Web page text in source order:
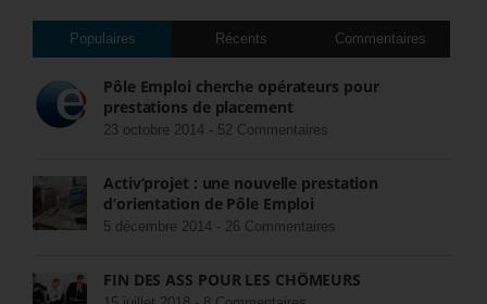
Populaires Récents Commentaires
Pôle Emploi cherche opérateurs pour
prestations de placement
23 octobre 2014 - 52 Commentaires
Activ’projet : une nouvelle prestation
d’orientation de Pôle Emploi
5 décembre 2014 - 26 Commentaires
FIN DES ASS POUR LES CHÔMEURS